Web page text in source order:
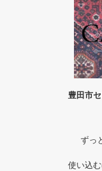
豊田市
ずっ
使い込